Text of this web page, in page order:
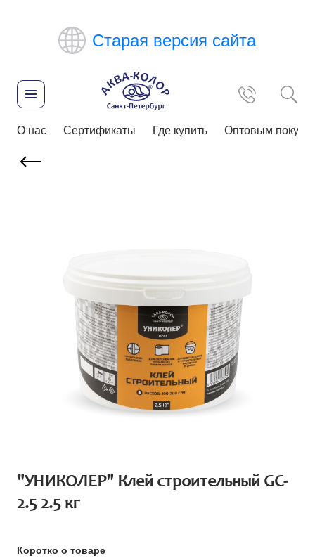
Старая версия сайта
О нас Сертификаты Где купить Оптовым
"УНИКОЛЕР" Клей строительный GC-
2.5 2.5 кг
Коротко о товаре